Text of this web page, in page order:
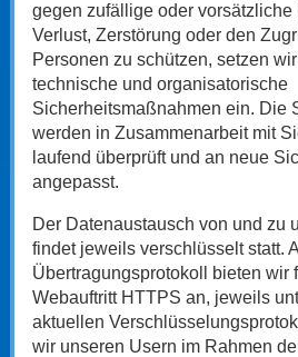
gegen zufällige oder vorsätzliche
Verlust, Zerstörung oder den
Personen zu schützen, setzen
technische und organisatorische
Sicherheitsmaßnahmen ein. Die
werden in Zusammenarbeit mit
laufend überprüft und an neue
angepasst.
Der Datenaustausch von und zu
findet jeweils verschlüsselt statt.
Übertragungsprotokoll bieten wir
Webauftritt HTTPS an, jeweils
aktuellen
wir unseren Usern im Rahmen